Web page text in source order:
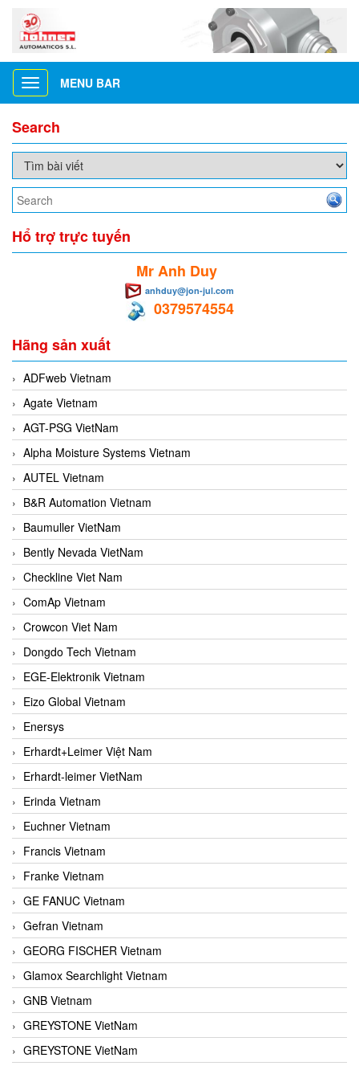
Toggle
navigation
MENU BAR
Search
Hổ trợ trực tuyến
Mr Anh Duy
anhduy@jon-jul.com
0379574554
Hãng sản xuất
ADFweb Vietnam
Agate Vietnam
AGT-PSG VietNam
Alpha Moisture Systems Vietnam
AUTEL Vietnam
B&R Automation Vietnam
Baumuller VietNam
Bently Nevada VietNam
Checkline Viet Nam
ComAp Vietnam
Crowcon Viet Nam
Dongdo Tech Vietnam
EGE-Elektronik Vietnam
Eizo Global Vietnam
Enersys
Erhardt+Leimer Việt Nam
Erhardt-leimer VietNam
Erinda Vietnam
Euchner Vietnam
Francis Vietnam
Franke Vietnam
GE FANUC Vietnam
Gefran Vietnam
GEORG FISCHER Vietnam
Glamox Searchlight Vietnam
GNB Vietnam
GREYSTONE VietNam
GREYSTONE VietNam